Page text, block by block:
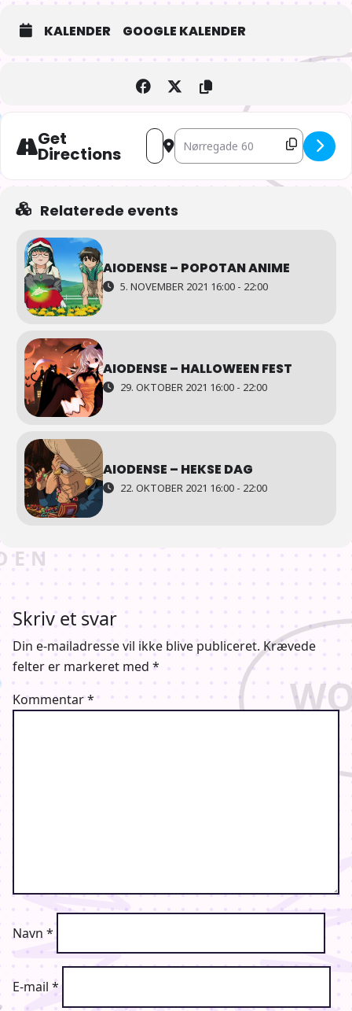
KALENDER GOOGLE KALENDER
Get
Directions
Address - AIOdense – Anime aften
Destination Address - AIOdense –
Relaterede events
AIODENSE – POPOTAN ANIME
5. NOVEMBER 2021 16:00 - 22:00
AIODENSE – HALLOWEEN FEST
29. OKTOBER 2021 16:00 - 22:00
AIODENSE – HEKSE DAG
22. OKTOBER 2021 16:00 - 22:00
Skriv et svar
Din e-mailadresse vil ikke blive publiceret. Krævede
felter er markeret med *
Kommentar*
Navn *
E-mail *